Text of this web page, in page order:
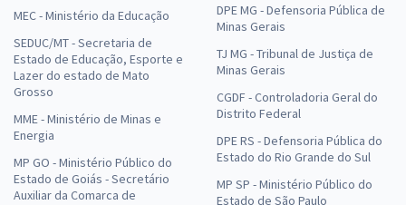
MEC - Ministério da Educação
SEDUC/MT - Secretaria de
Estado de Educação, Esporte e
Lazer do estado de Mato
Grosso
MME - Ministério de Minas e
Energia
MP GO - Ministério Público do
Estado de Goiás - Secretário
Auxiliar da Comarca de
DPE MG - Defensoria Pública de
Minas Gerais
TJ MG - Tribunal de Justiça de
Minas Gerais
CGDF - Controladoria Geral do
Distrito Federal
DPE RS - Defensoria Pública do
Estado do Rio Grande do Sul
MP SP - Ministério Público do
Estado de São Paulo